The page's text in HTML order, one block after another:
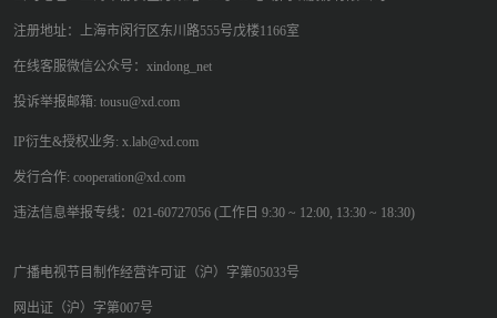
注册地址：上海市闵行区东川路555号戊楼1166室
在线客服微信公众号：xindong_net
投诉举报邮箱: tousu@xd.com
IP衍生&授权业务: x.lab@xd.com
发行合作: cooperation@xd.com
违法信息举报专线：021-60727056 (工作日 9:30 ~ 12:00, 13:30 ~ 18:30)
广播电视节目制作经营许可证（沪）字第05033号
网出证（沪）字第007号